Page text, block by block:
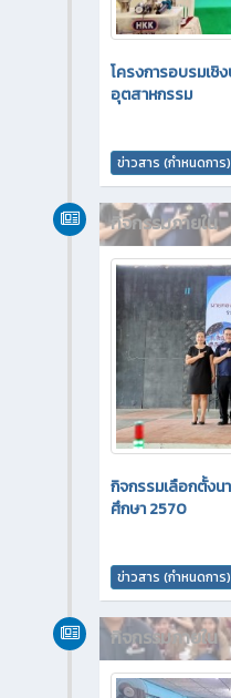
โครงการอบรมเชิ
อุตสาหกรรม
ข่าวสาร (กำหนดการ)
กิจกรรมภายใน
กิจกรรมเลือกตั้งน
ศึกษา 2570
ข่าวสาร (กำหนดการ)
กิจกรรมภายใน